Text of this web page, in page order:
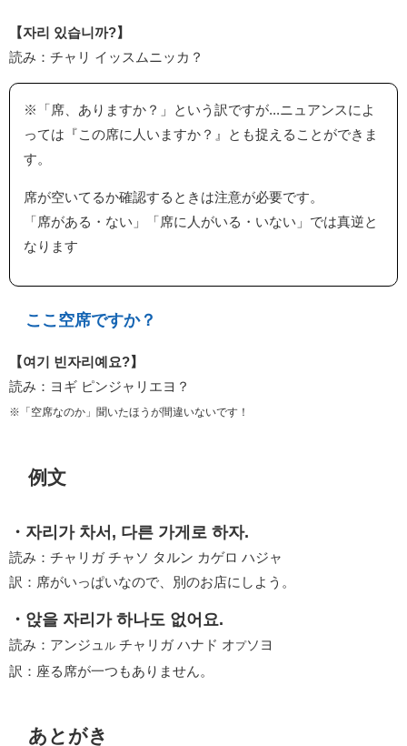
【자리 있습니까?】
読み：チャリ イッスムニッカ？
※「席、ありますか？」という訳ですが...ニュアンスによ
っては『この席に人いますか？』とも捉えることができま
す。
席が空いてるか確認するときは注意が必要です。
「席がある・ない」「席に人がいる・いない」では真逆と
なります
ここ空席ですか？
【여기 빈자리예요?】
読み：ヨギ ピンジャリエヨ？
※「空席なのか」聞いたほうが間違いないです！
例文
・자리가 차서, 다른 가게로 하자.
読み：チャリガ チャソ タルン カゲロ ハジャ
訳：席がいっぱいなので、別のお店にしよう。
・앉을 자리가 하나도 없어요.
読み：アンジュ ル チャリガ ハナド オプソヨ
訳：座る席が一つもありません。
あとがき